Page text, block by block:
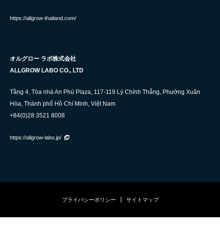
https://allgrow-thailand.com/
オルグロー ラボ株式会社
ALLGROW LABO CO., LTD
Tầng 4, Tòa nhà An Phú Plaza, 117-119 Lý Chính Thắng, Phường Xuân
Hòa, Thành phố Hồ Chí Minh, Việt Nam
+84(0)28 3521 8008
https://allgrow-labo.jp/
プライバシーポリシー サイトマップ